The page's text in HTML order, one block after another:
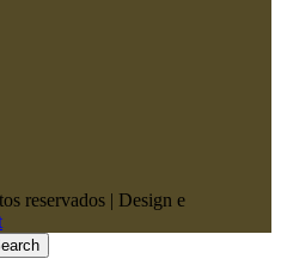
reservados | Design e